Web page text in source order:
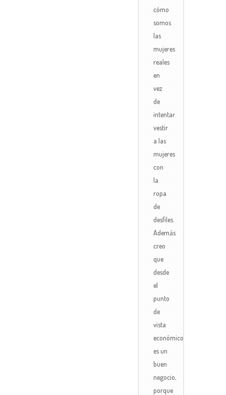
cómo
somos
las
mujeres
reales
en
vez
de
intentar
vestir
a las
mujeres
con
la
ropa
de
desfiles.
Además
creo
que
desde
el
punto
de
vista
económico
es un
buen
negocio,
porque